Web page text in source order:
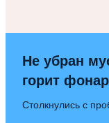
Не убран
горит
Столкнулись с